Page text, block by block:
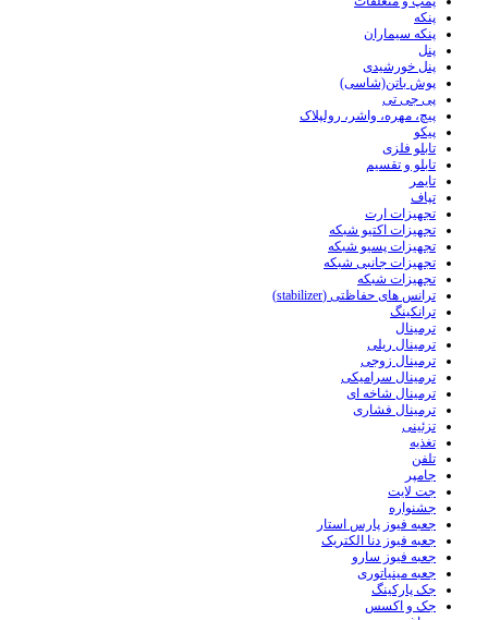
پنکه
پنکه سیماران
پنل
پنل خورشیدی
پوش باتن(شاسی)
پی جی تی
پیچ، مهره، واشر، رولپلاک
پیکو
تابلو فلزی
تابلو و تقسیم
تایمر
تپاف
تجهیزات ارت
تجهیزات اکتیو شبکه
تجهیزات پسیو شبکه
تجهیزات جانبی شبکه
تجهیزات شبکه
ترانس های حفاظتی (stabilizer)
ترانکینگ
ترمینال
ترمینال ریلی
ترمینال زوجی
ترمینال سرامیکی
ترمینال شاخه ای
ترمینال فشاری
تزئینی
تغذیه
تلفن
جامپر
جت لایت
جشنواره
جعبه فیوز پارس استار
جعبه فیوز دنا الکتریک
جعبه فیوز سارو
جعبه مینیاتوری
جک پارکینگ
جک و اکسس